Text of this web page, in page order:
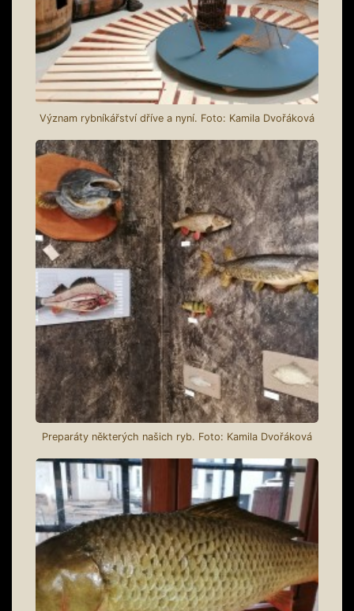
Význam rybníkářství dříve a nyní. Foto: Kamila Dvořáková
Preparáty některých našich ryb. Foto: Kamila Dvořáková